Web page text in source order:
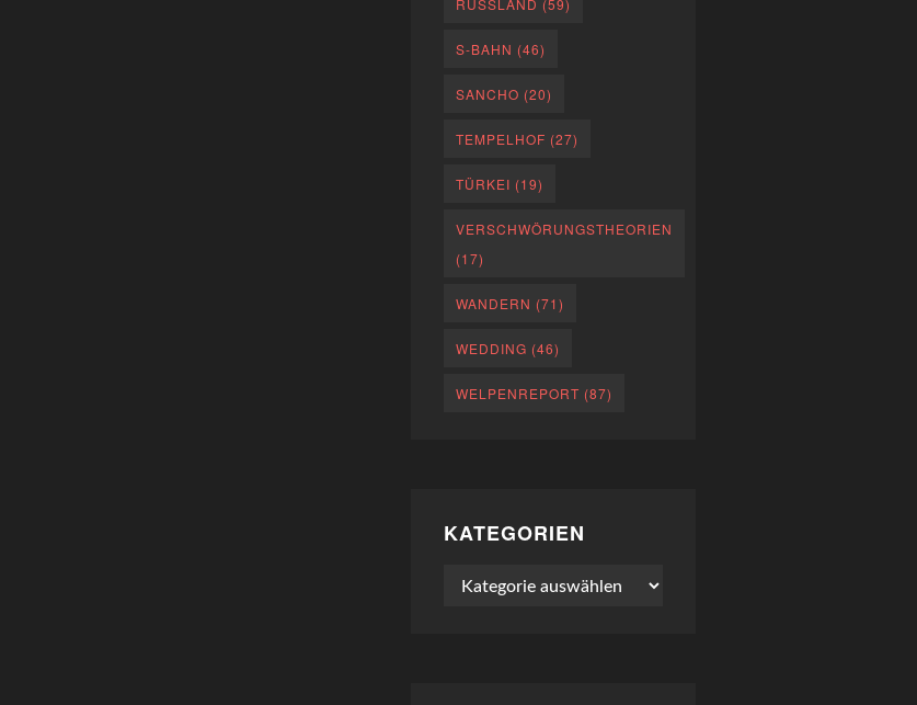
RUSSLAND (59)
S-BAHN (46)
SANCHO (20)
TEMPELHOF (27)
TÜRKEI (19)
VERSCHWÖRUNGSTHEORIEN
(17)
WANDERN (71)
WEDDING (46)
WELPENREPORT (87)
KATEGORIEN
Kategorien